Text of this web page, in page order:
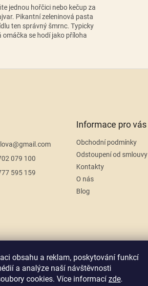
obsahu a reklam, poskytování funkcí
a analýze naší návštěvnosti
cookies. Více informací zde.
jednou hořčici nebo kečup za
Pikantní zeleninová pasta
ten správný šmrnc. Typicky
omáčka se hodí jako příloha
@gmail.com
079 100
595 159
Informace pro vás
Obchodní podmínky
Odstoupení od smlouvy
Kontakty
O nás
Blog